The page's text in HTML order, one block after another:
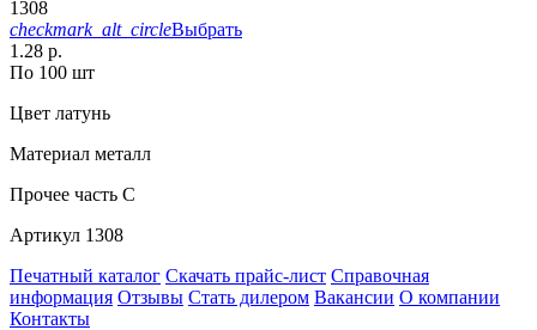
1308
checkmark_alt_circleВыбрать
1.28 р.
По 100 шт
Цвет латунь
Материал металл
Прочее часть С
Артикул 1308
Печатный каталог Скачать прайс-лист Справочная
информация Отзывы Стать дилером Вакансии О компании
Контакты